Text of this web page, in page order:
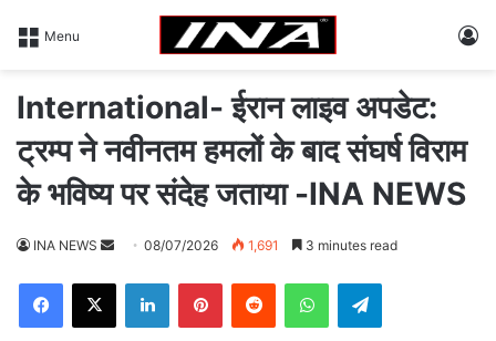
Menu
International- ईरान लाइव अपडेट:
ट्रम्प ने नवीनतम हमलों के बाद संघर्ष विराम
के भविष्य पर संदेह जताया -INA NEWS
INA NEWS
d
08/07/2026 1,691 3 minutes read